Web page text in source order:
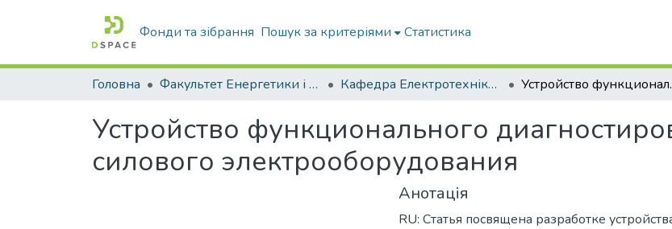
Фонди та зібрання Пошук за критеріями Статистика
Головна Факультет Енергетики і комп'ютерних технологій Кафедра Електротехніки і електромеханіки ім. проф. В.В. Овчарова Устройство
Устройство функционального
силового электрооборудования
Анотація
RU: Статья посвящена разработке